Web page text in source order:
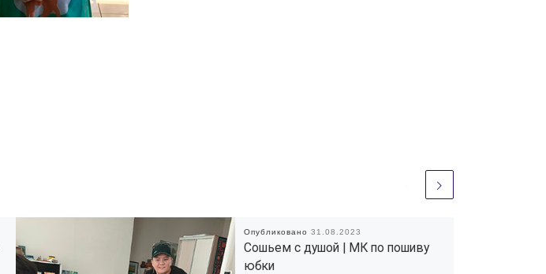
Опубликовано 31.08.2023
Сошьем с душой | МК по пошиву
юбки